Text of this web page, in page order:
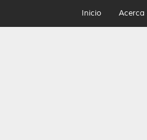
Inicio Acerca